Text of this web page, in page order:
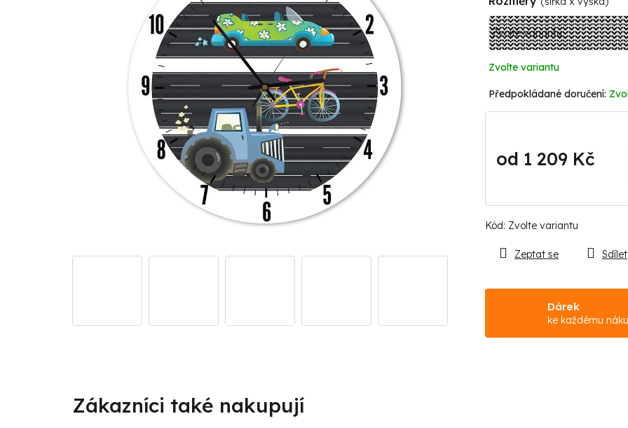
Kód: Zvolte variantu
Zvolte variantu
od 1 209 Kč
Dárek
ke každému
Zeptat se Sdílet